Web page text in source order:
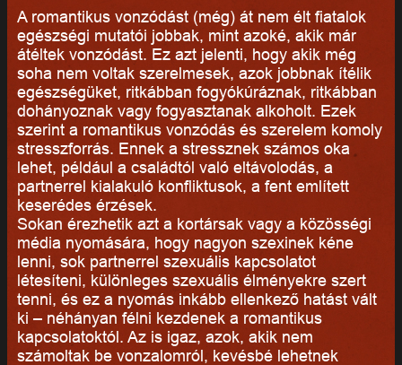
A romantikus vonzódást (még) át nem élt fiatalok
egészségi mutatói jobbak, mint azoké, akik már
átéltek vonzódást. Ez azt jelenti, hogy akik még
soha nem voltak szerelmesek, azok jobbnak ítélik
egészségüket, ritkábban fogyókúráznak, ritkábban
dohányoznak vagy fogyasztanak alkoholt. Ezek
szerint a romantikus vonzódás és szerelem komoly
stresszforrás. Ennek a stressznek számos oka
lehet, például a családtól való eltávolodás, a
partnerrel kialakuló konfliktusok, a fent említett
keserédes érzések.
Sokan érezhetik azt a kortársak vagy a közösségi
média nyomására, hogy nagyon szexinek kéne
lenni, sok partnerrel szexuális kapcsolatot
létesíteni, különleges szexuális élményekre szert
tenni, és ez a nyomás inkább ellenkező hatást vált
ki – néhányan félni kezdenek a romantikus
kapcsolatoktól. Az is igaz, azok, akik nem
számoltak be vonzalomról, kevésbé lehetnek